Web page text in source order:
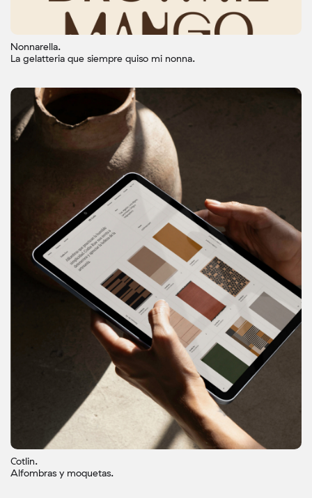
Nonnarella.
La gelatteria que siempre quiso mi nonna.
Cotlin.
Alfombras y moquetas.